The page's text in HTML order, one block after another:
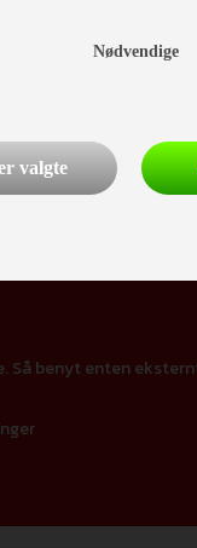
Så benyt enten
Nødvendige
valgte